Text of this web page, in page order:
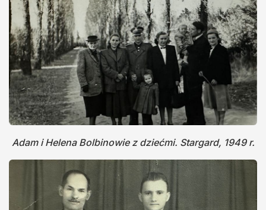
Adam i Helena Bolbinowie z dziećmi. Stargard, 1949 r.